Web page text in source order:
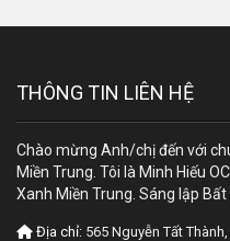
THÔNG TIN LIÊN HỆ
Chào mừng Anh/chị đến với
Miền Trung. Tôi là Minh Hiếu
Xanh Miền Trung. Sáng lập Bất
Địa chỉ: 565 Nguyễn Tất